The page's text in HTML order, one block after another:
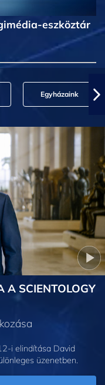
eszköztár
Egyházaink
A SCIENTOLOGY
i elindítása David
üzenetben.